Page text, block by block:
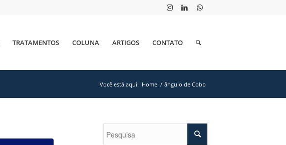
TRATAMENTOS COLUNA ARTIGOS CONTATO
Você está aqui: Home / ângulo de Cobb